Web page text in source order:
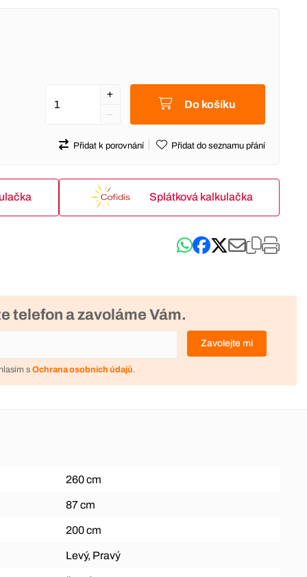
Do košíku
Přidat k porovnání Přidat do seznamu přání
Splátková kalkulačka
telefon a zavoláme Vám.
Zavolejte mi
s Ochrana osobních údajů.
260 cm
87 cm
200 cm
Levý, Pravý